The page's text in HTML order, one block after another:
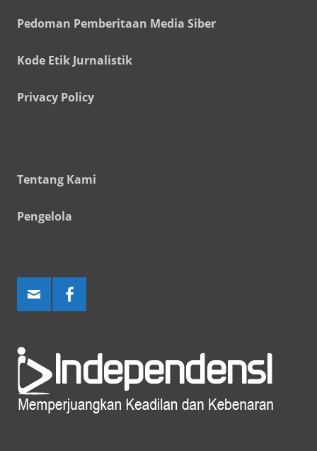
Pedoman Pemberitaan Media Siber
Kode Etik Jurnalistik
Privacy Policy
Tentang Kami
Pengelola